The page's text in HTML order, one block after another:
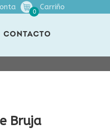
0
Carriño
CONTACTO
Bruja